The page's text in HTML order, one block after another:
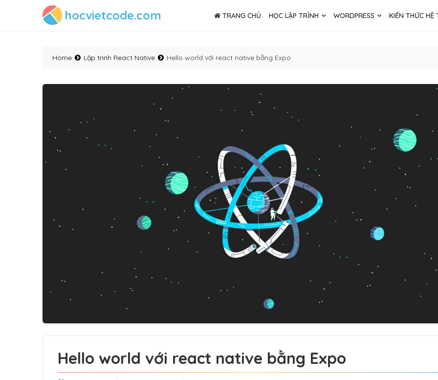
hocvietcode.com TRANG CHỦ HỌC LẬP TRÌNH WORDPRESS KIẾN THỨC HỆ
Home Lập trình React Native Hello world với react native bằng Expo
Hello world với react native bằng Expo